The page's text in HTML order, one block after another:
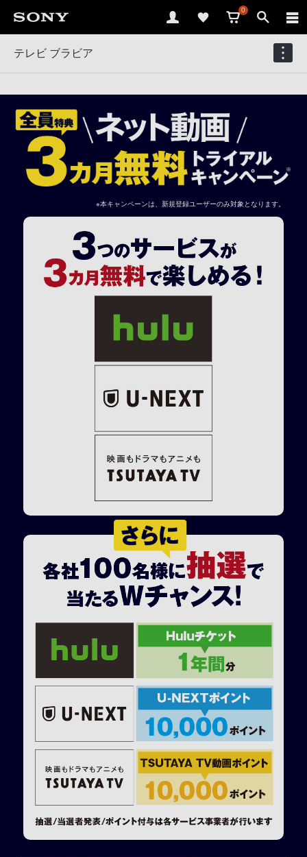
0
テレビ ブラビア
※本キャンペーンは、新規登録ユーザーのみ対象となります。